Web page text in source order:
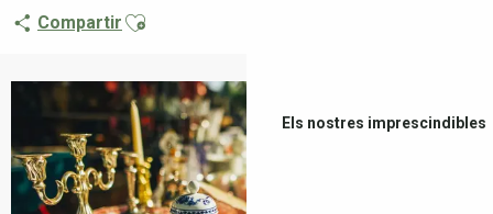
Els nostres imprescindibles
Compartir Ajouter aux favoris